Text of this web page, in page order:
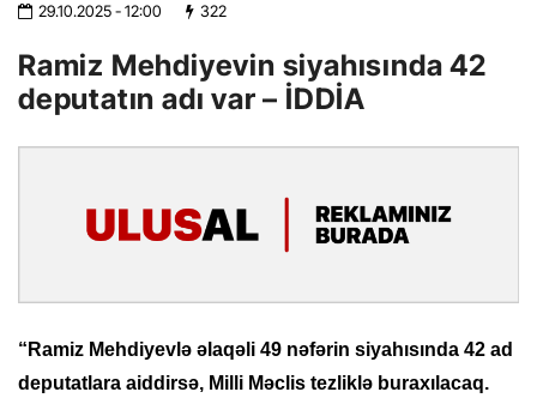
29.10.2025- 12:00 322
Ramiz Mehdiyevin siyahısında 42
deputatın adı var – İDDİA
“Ramiz Mehdiyevlə əlaqəli 49 nəfərin siyahısında 42 ad
deputatlara aiddirsə, Milli Məclis tezliklə buraxılacaq.